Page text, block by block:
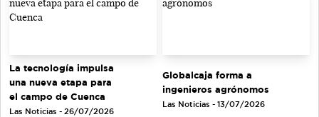
La tecnología impulsa
una nueva etapa para
el campo de Cuenca
Las Noticias - 26/07/2026
Globalcaja forma a
ingenieros agrónomos
Las Noticias - 13/07/2026